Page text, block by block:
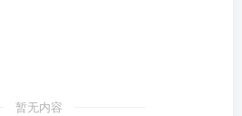
暂无内容